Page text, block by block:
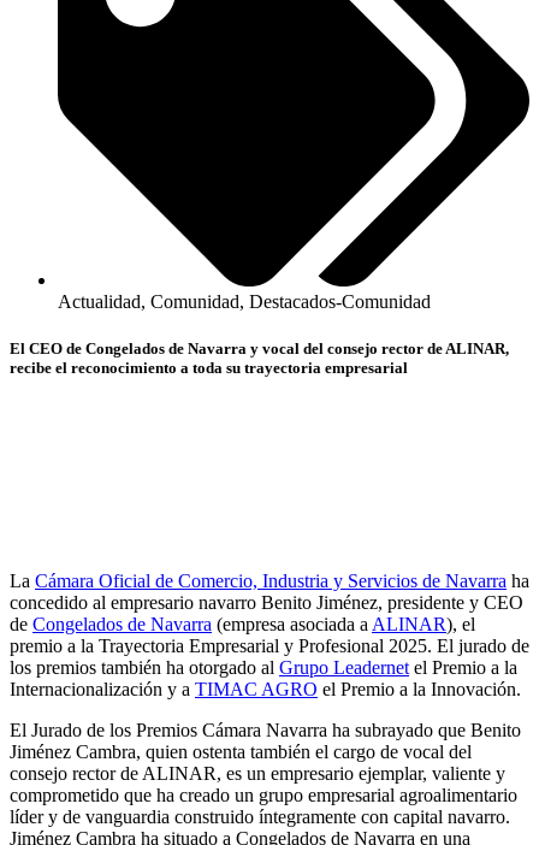
Actualidad, Comunidad, Destacados-Comunidad
El CEO de Congelados de Navarra y vocal del consejo rector de ALINAR,
recibe el reconocimiento a toda su trayectoria empresarial
La Cámara Oficial de Comercio, Industria y Servicios de Navarra ha
concedido al empresario navarro Benito Jiménez, presidente y CEO
de Congelados de Navarra (empresa asociada a ALINAR), el
premio a la Trayectoria Empresarial y Profesional 2025. El jurado de
los premios también ha otorgado al Grupo Leadernet el Premio a la
Internacionalización y a TIMAC AGRO el Premio a la Innovación.
El Jurado de los Premios Cámara Navarra ha subrayado que Benito
Jiménez Cambra, quien ostenta también el cargo de vocal del
consejo rector de ALINAR, es un empresario ejemplar, valiente y
comprometido que ha creado un grupo empresarial agroalimentario
líder y de vanguardia construido íntegramente con capital navarro.
Jiménez Cambra ha situado a Congelados de Navarra en una